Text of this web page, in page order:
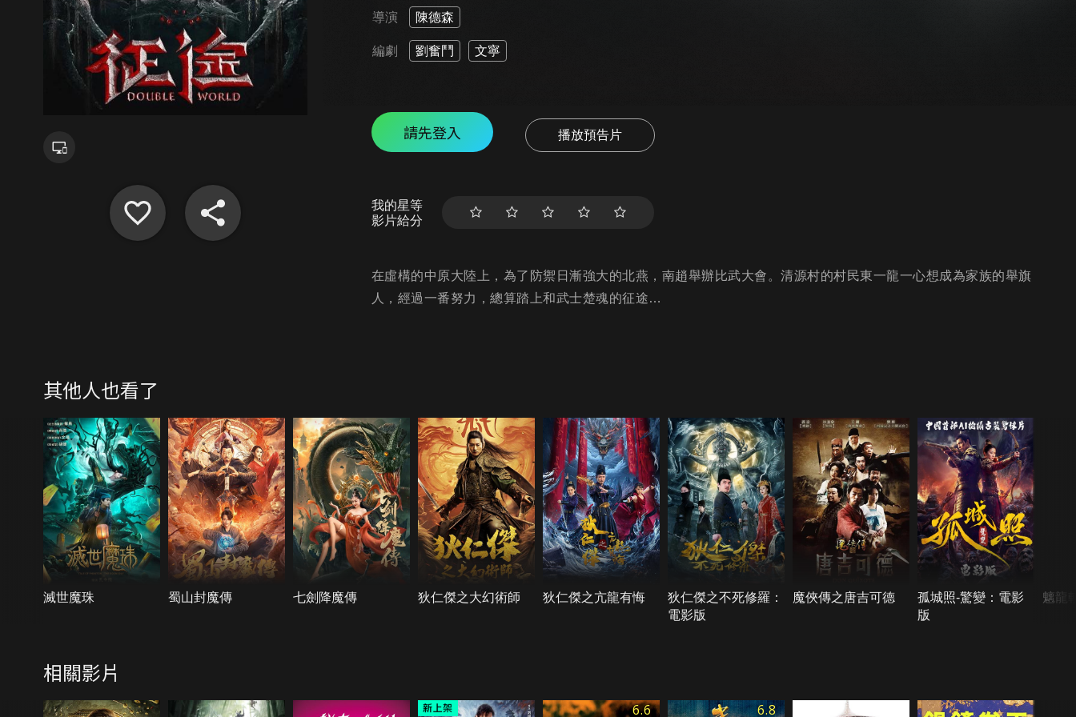
導演 陳德森
編劇 劉奮鬥 文寧
請先登入 播放預告片
我的星等
影片給分
在虛構的中原大陸上，為了防禦日漸強大的北燕，南趙舉辦比武大會。清源村的村民東一龍一心想成為家族的舉旗
人，經過一番努力，總算踏上和武士楚魂的征途…
其他人也看了
滅世魔珠 蜀山封魔傳 七劍降魔傳 狄仁傑之大幻術師 狄仁傑之亢龍有悔
狄仁傑之不死修羅：
電影版
魔俠傳之唐吉可德
孤城照-驚變：電影
版
魑龍
相關影片
6.6 6.8